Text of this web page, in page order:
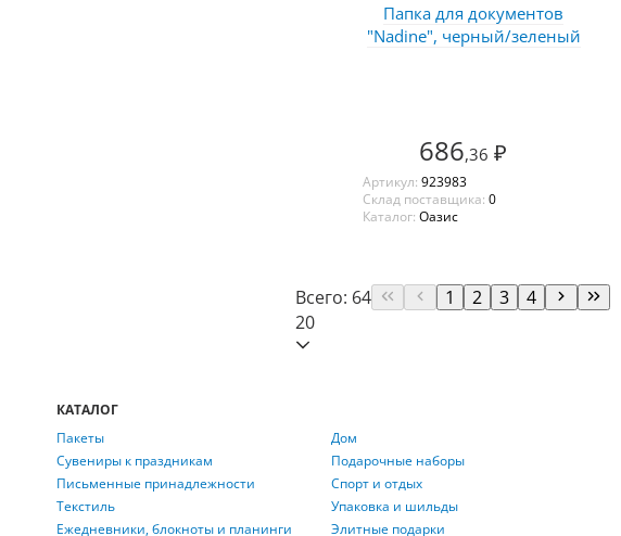
Папка для документов
"Nadine", черный/зеленый
686,36 ₽
Артикул: 923983
Склад поставщика: 0
Каталог: Оазис
Всего: 64 1 2 3
4
20
КАТАЛОГ
Пакеты
Сувениры к праздникам
Письменные принадлежности
Текстиль
Ежедневники, блокноты и планинги
Дом
Подарочные наборы
Спорт и отдых
Упаковка и шильды
Элитные подарки